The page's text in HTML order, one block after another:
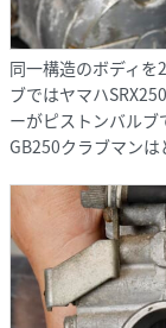
同一構造のボディ
ブではヤマハ
ーがピストンバルブ
GB250クラブマンは